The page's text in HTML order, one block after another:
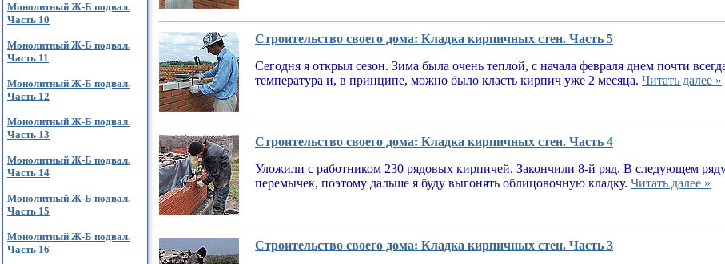
Монолитный Ж-Б подвал.
Часть 10
Монолитный Ж-Б подвал.
Часть 11
Монолитный Ж-Б подвал.
Часть 12
Монолитный Ж-Б подвал.
Часть 13
Монолитный Ж-Б подвал.
Часть 14
Монолитный Ж-Б подвал.
Часть 15
Монолитный Ж-Б подвал.
Часть 16
Строительство своего дома: Кладка кирпичных стен. Часть 5
Сегодня я открыл сезон. Зима была очень теплой, с начала февраля днем почти
температура и, в принципе, можно было класть кирпич уже 2 месяца. Читать далее »
Строительство своего дома: Кладка кирпичных стен. Часть 4
Уложили с работником 230 рядовых кирпичей. Закончили 8-й ряд. В следующем
перемычек, поэтому дальше я буду выгонять облицовочную кладку. Читать далее »
Строительство своего дома: Кладка кирпичных стен. Часть 3